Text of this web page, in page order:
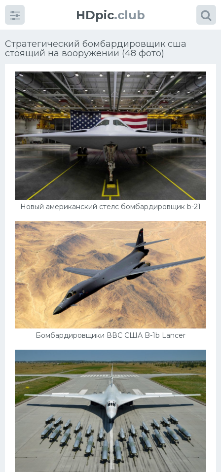
HDpic.club
Стратегический бомбардировщик сша
стоящий на вооружении (48 фото)
Новый американский стелс бомбардировщик b-21
Бомбардировщики ВВС США B-1b Lancer
Категории
Разное
Автомобили
Ниссан
Пежо
Ауди
Гараж внутри
Русские авто
Вольво
БМВ
МАЗ
Мерседес
Фольксваген
Лексус
Скания
Форд